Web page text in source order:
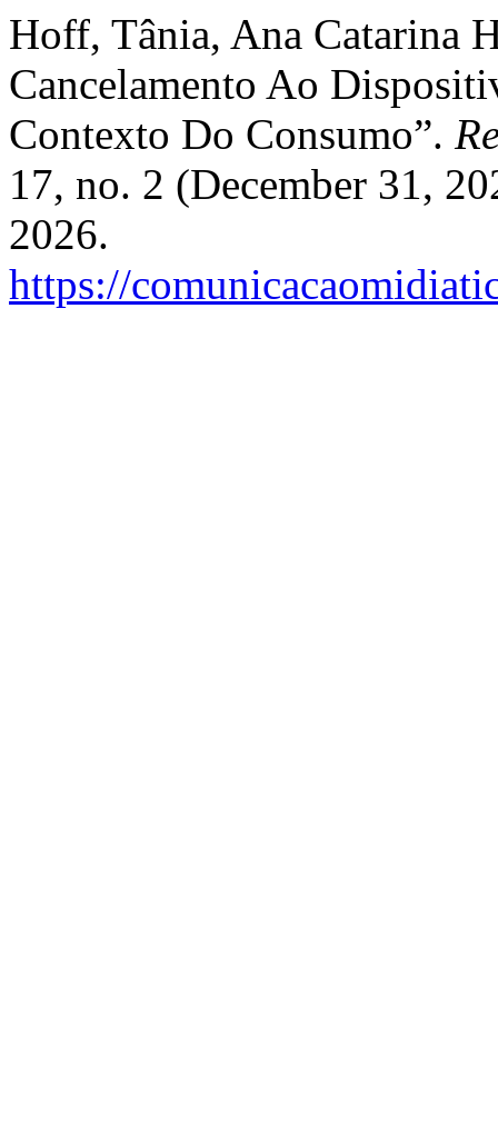
Hoff, Tânia, Ana Catarina
Cancelamento Ao
Contexto Do Consumo”.
17, no. 2 (December 31,
2026.
https://